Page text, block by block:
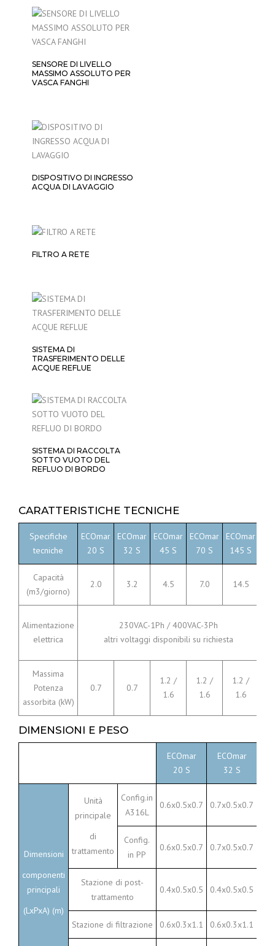
SENSORE DI LIVELLO
MASSIMO ASSOLUTO PER
VASCA FANGHI
DISPOSITIVO DI INGRESSO
ACQUA DI LAVAGGIO
FILTRO A RETE
SISTEMA DI
TRASFERIMENTO DELLE
ACQUE REFLUE
SISTEMA DI RACCOLTA
SOTTO VUOTO DEL
REFLUO DI BORDO
CARATTERISTICHE TECNICHE
Specifiche
tecniche
ECOmar
20 S
ECOmar
32 S
ECOmar
45 S
ECOmar
70 S
ECOmar
145 S
Capacità
(m3/giorno)
2.0 3.2 4.5 7.0 14.5
Alimentazione
elettrica
230VAC-1Ph / 400VAC-3Ph
altri voltaggi disponibili su richiesta
Massima
Potenza
assorbita (kW)
0.7 0.7
1.2 /
1.6
1.2 /
1.6
1.2 /
1.6
DIMENSIONI E PESO
ECOmar
20 S
ECOmar
32 S
Dimensioni
componenti
principali
(LxPxA) (m)
Unità
principale
di
trattamento
Config.in
A316L
0.6x0.5x0.7 0.7x0.5x0.7
Config.
in PP
0.6x0.5x0.7 0.7x0.5x0.7
Stazione di post-
trattamento
0.4x0.5x0.5 0.4x0.5x0.5
Stazione di filtrazione 0.6x0.3x1.1 0.6x0.3x1.1